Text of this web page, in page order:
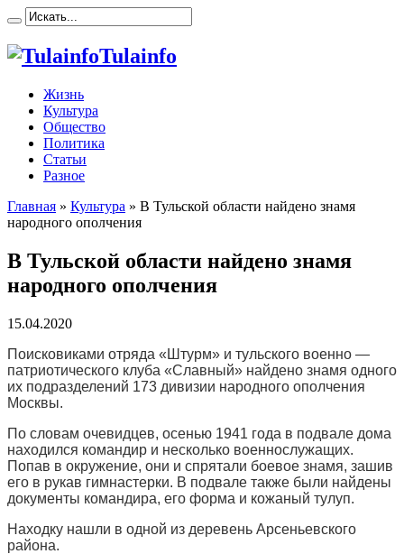
Tulainfo
Жизнь
Культура
Общество
Политика
Статьи
Разное
Главная » Культура » В Тульской области найдено знамя
народного ополчения
В Тульской области найдено знамя
народного ополчения
15.04.2020
Поисковиками отряда «Штурм» и тульского военно —
патриотического клуба «Славный» найдено знамя одного
их подразделений 173 дивизии народного ополчения
Москвы.
По словам очевидцев, осенью 1941 года в подвале дома
находился командир и несколько военнослужащих.
Попав в окружение, они и спрятали боевое знамя, зашив
его в рукав гимнастерки. В подвале также были найдены
документы командира, его форма и кожаный тулуп.
Находку нашли в одной из деревень Арсеньевского
района.